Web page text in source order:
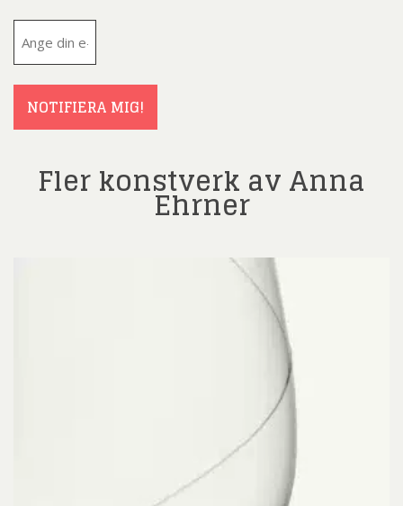
NOTIFIERA MIG!
Fler konstverk av Anna
Ehrner